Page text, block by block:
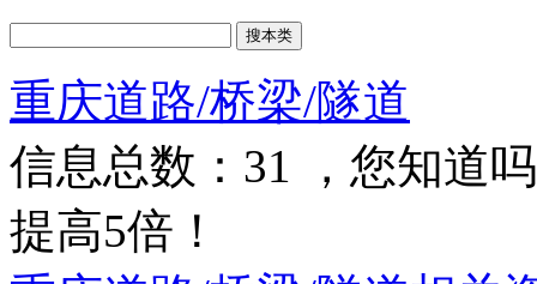
重庆道路/桥梁/隧道
信息总数： 31 ，您知道
提高5倍！